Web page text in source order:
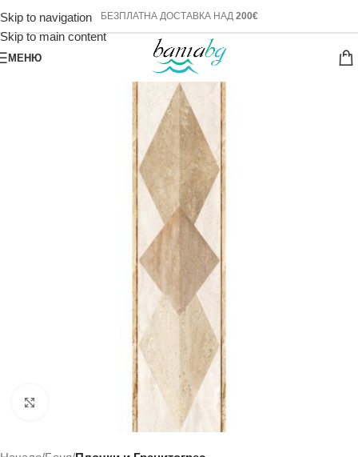
Skip to navigation
Skip to main content
БЕЗПЛАТНА ДОСТАВКА НАД 200€
МЕНЮ
Click to enlarge